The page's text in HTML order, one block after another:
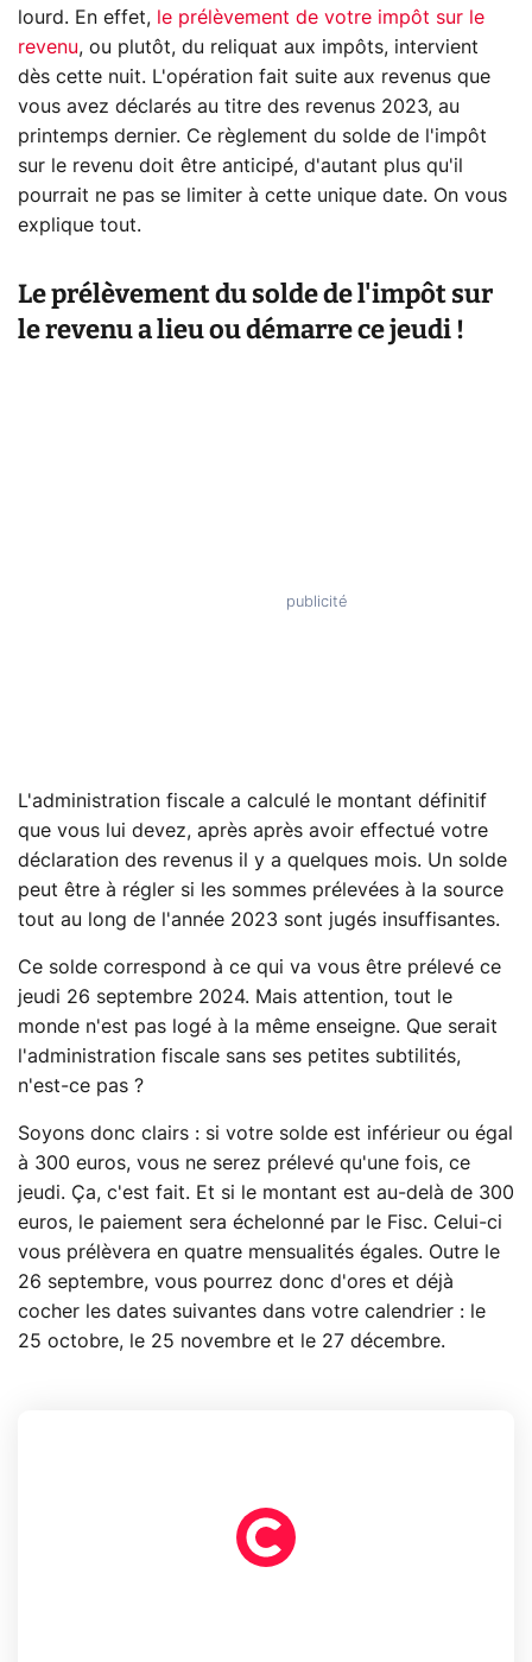
lourd. En effet, le prélèvement de votre impôt sur le
revenu, ou plutôt, du reliquat aux impôts, intervient
dès cette nuit. L'opération fait suite aux revenus que
vous avez déclarés au titre des revenus 2023, au
printemps dernier. Ce règlement du solde de l'impôt
sur le revenu doit être anticipé, d'autant plus qu'il
pourrait ne pas se limiter à cette unique date. On vous
explique tout.
Le prélèvement du solde de l'impôt sur
le revenu a lieu ou démarre ce jeudi !
L'administration fiscale a calculé le montant définitif
que vous lui devez, après après avoir effectué votre
déclaration des revenus il y a quelques mois. Un solde
peut être à régler si les sommes prélevées à la source
tout au long de l'année 2023 sont jugés insuffisantes.
Ce solde correspond à ce qui va vous être prélevé ce
jeudi 26 septembre 2024. Mais attention, tout le
monde n'est pas logé à la même enseigne. Que serait
l'administration fiscale sans ses petites subtilités,
n'est-ce pas ?
Soyons donc clairs : si votre solde est inférieur ou égal
à 300 euros, vous ne serez prélevé qu'une fois, ce
jeudi. Ça, c'est fait. Et si le montant est au-delà de 300
euros, le paiement sera échelonné par le Fisc. Celui-ci
vous prélèvera en quatre mensualités égales. Outre le
26 septembre, vous pourrez donc d'ores et déjà
cocher les dates suivantes dans votre calendrier : le
25 octobre, le 25 novembre et le 27 décembre.